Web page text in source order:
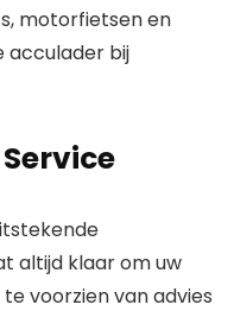
motorfietsen en
acculader bij
altijd klaar om uw
voorzien van advies